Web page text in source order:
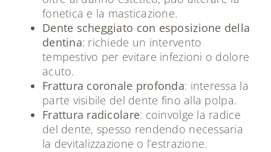
fonetica e la masticazione.
Dente scheggiato con esposizione della
dentina: richiede un intervento
tempestivo per evitare infezioni o dolore
acuto.
Frattura coronale profonda: interessa la
parte visibile del dente fino alla polpa.
Frattura radicolare: coinvolge la radice
del dente, spesso rendendo necessaria
la devitalizzazione o l’estrazione.